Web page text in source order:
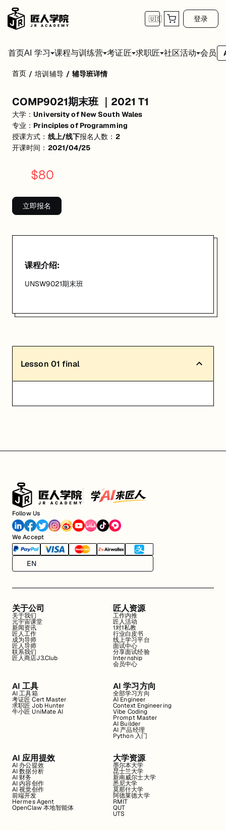
🇺🇸 登录
首页AI 学习 课程与训练营 考证匠 求职匠 社区活动 会员
UNSW9021期末班
活动形式: 线上/线下
开始日期: 2021/4/25
关联大学:University of New South Wales
关联课程:Principles of Programming
匠人学院提供高质量的IT培训课程和Workshop，帮助学员掌握实用技能
首页 / 培训辅导 / 辅导班详情
COMP9021期末班 ｜2021 T1
大学：University of New South Wales
专业： Principles of Programming
授课方式： 线上/线下报名人数： 2
开课时间： 2021/04/25
$80
立即报名
课程介绍:
UNSW9021期末班
Lesson 01 final
Follow Us
We Accept
EN
关于公司
关于我们
元宇宙课堂
新闻资讯
匠人工作
成为导师
匠人导师
联系我们
匠人商店J3.Club
匠人资源
工作内推
匠人活动
1对1私教
行业白皮书
线上学习平台
面试中心
分享面试经验
Internship
会员中心
AI 工具
AI 工具箱
考证匠 Cert Master
求职匠 Job Hunter
牛小匠 UniMate AI
AI 学习方向
全部学习方向
AI Engineer
Context Engineering
Vibe Coding
Prompt Master
AI Builder
AI 产品经理
Python 入门
AI 应用提效
AI 办公提效
AI 数据分析
AI 财务
AI 内容创作
AI 视觉创作
前端开发
Hermes Agent
OpenClaw 本地智能体
大学资源
墨尔本大学
昆士兰大学
新南威尔士大学
悉尼大学
莫那什大学
阿德莱德大学
RMIT
QUT
UTS